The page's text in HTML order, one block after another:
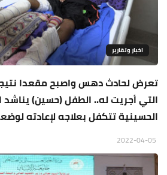
اخبار وتقارير
تعرض لحادث دهس واصبح مقعدا
التي أجريت له.. الطفل (حسين) يناشد
الحسينية تتكفل بعلاجه لإعادته